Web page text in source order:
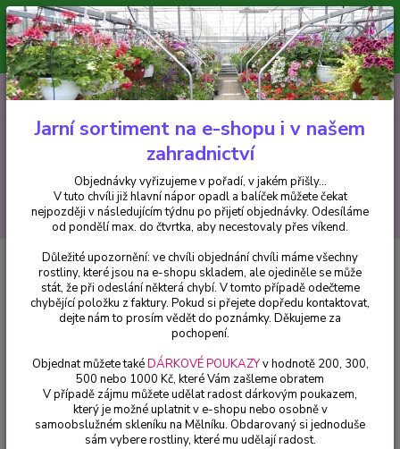
Minimální hodnota pro odeslání z e-shopu je 300 Kč.
V tuto chvíli již hlavní nápor objednávek opadl a balíček můžete čekat
nejpozději v následujícím týdnu po přijetí objednávky. Objednávky
vyřizujeme v pořadí, v jakém přišly...
CZK
Hledat
+420 602 223 614 0ks
za0 Kč
Chryzantémy
Chryzantéma -drobnokvětá růžová - cena na
prodejně
Chryzantéma -drobnokvětá
růžová - cena na prodejně
Jarní sortiment na e-shopu i v našem
zahradnictví
Objednávky vyřizujeme v pořadí, v jakém přišly...
V tuto chvíli již hlavní nápor opadl a balíček můžete čekat
nejpozději v následujícím týdnu po přijetí objednávky. Odesíláme
od pondělí max. do čtvrtka, aby necestovaly přes víkend.
Důležité upozornění: ve chvíli objednání chvíli máme všechny
rostliny, které jsou na e-shopu skladem, ale ojediněle se může
stát, že při odeslání některá chybí. V tomto případě odečteme
chybějící položku z faktury. Pokud si přejete dopředu kontaktovat,
dejte nám to prosím vědět do poznámky. Děkujeme za
pochopení.
Objednat můžete takéDÁRKOVÉ POUKAZYv hodnotě 200, 300,
500 nebo 1000 Kč, které Vám zašleme obratem
V případě zájmu můžete udělat radost dárkovým poukazem,
který je možné uplatnit v e-shopu nebo osobně v
samoobslužném skleníku na Mělníku. Obdarovaný si jednoduše
sám vybere rostliny, které mu udělají radost.